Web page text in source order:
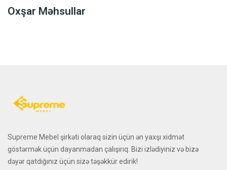
Oxşar Məhsullar
Supreme Mebel şirkəti olaraq sizin üçün ən yaxşı xidmət
göstərmək üçün dayanmadan çalışırıq. Bizi izlədiyiniz və bizə
dəyər qatdığınız üçün sizə təşəkkür edirik!